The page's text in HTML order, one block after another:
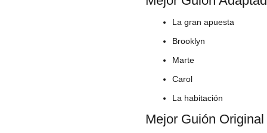
La gran apuesta
Brooklyn
Marte
Carol
La habitación
Mejor Guión Original